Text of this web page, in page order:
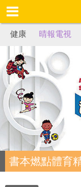
健康 晴報電視
書本燃點體育